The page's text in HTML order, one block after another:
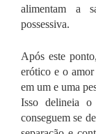
alimentam a
possessiva.
Após este
erótico e o amor
em um e uma
Isso delineia o
conseguem se